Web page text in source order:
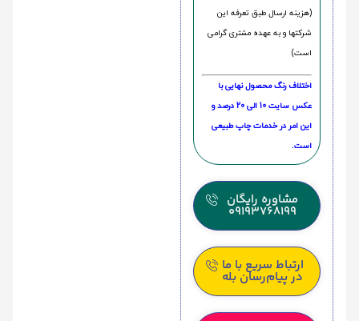
(هزینه ارسال طبق تعرفه این
شرکتها و به عهده مشتری گرامی
است)
اختلاف رنگ محصول نهایی با
عکس سایت 10 الی 20 درصد و
این امر در خدمات چاپ طبیعی
است.
مشاوره رایگان
09193768199
ارتباط سریع با ما
در پیام‌رسان بله